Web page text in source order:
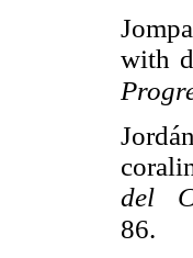
with
del
86.